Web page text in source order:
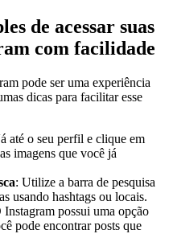
de acessar suas
com facilidade
pode ser uma experiência
dicas para ⁢facilitar⁤ esse
até ⁤o seu perfil e clique em‌
imagens ⁤que​ você⁢ já
:⁤ Utilize a barra de pesquisa
usando ⁣hashtags ou locais.
Instagram possui uma opção
pode encontrar posts que